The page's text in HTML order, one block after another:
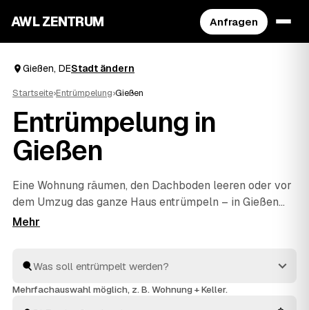
AWL ZENTRUM Anfragen
Gießen, DEStadt ändern
Startseite›Entrümpelung›Gießen
Entrümpelung in
Gießen
Eine Wohnung räumen, den Dachboden leeren oder vor
dem Umzug das ganze Haus entrümpeln – in Gießen
müssen Sie sich dafür nicht selbst auf die Suche nach
geprüften Anbietern aus der Umgebung. Egal ob kleiner
Auftrag oder kompletteHaushaltsauflösung
Mehrfachauswahl möglich, z. B. Wohnung + Keller.